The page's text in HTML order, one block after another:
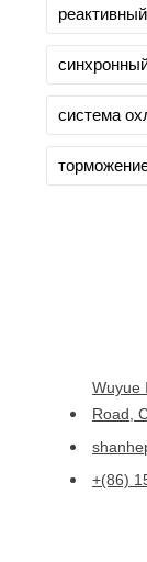
система
Wuyue
Road,
+(86)